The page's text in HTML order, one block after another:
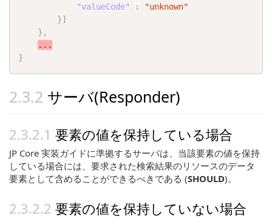
"valueCode"
:
"unknown"
}]
} ,
...
}
サーバ(Responder)
要素の値を保持している場合
JP Core 実装ガイドに準拠するサーバは、当該要素の値を保持
している場合には、要求された検索結果のリソースのデータ
要素として含めることができるべきである (SHOULD)。
要素の値を保持していない場合